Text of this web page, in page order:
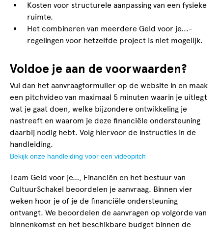
Kosten voor structurele aanpassing van een fysieke
ruimte.
Het combineren van meerdere Geld voor je...-
regelingen voor hetzelfde project is niet mogelijk.
Voldoe je aan de voorwaarden?
Vul dan het aanvraagformulier op de website in en maak
een pitchvideo van maximaal 5 minuten waarin je uitlegt
wat je gaat doen, welke bijzondere ontwikkeling je
nastreeft en waarom je deze financiële ondersteuning
daarbij nodig hebt. Volg hiervoor de instructies in de
handleiding.
Bekijk onze handleiding voor een videopitch
Team Geld voor je…, Financiën en het bestuur van
CultuurSchakel beoordelen je aanvraag. Binnen vier
weken hoor je of je de financiële ondersteuning
ontvangt. We beoordelen de aanvragen op volgorde van
binnenkomst en het beschikbare budget binnen de